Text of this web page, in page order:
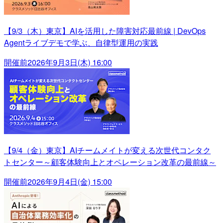
【9/3（木）東京】AIを活用した障害対応最前線 | DevOps
Agentライブデモで学ぶ、自律型運用の実践
開催前2026年9月3日(木) 16:00
【9/4（金）東京】AIチームメイトが変える次世代コンタク
トセンター～顧客体験向上とオペレーション改革の最前線～
開催前2026年9月4日(金) 15:00